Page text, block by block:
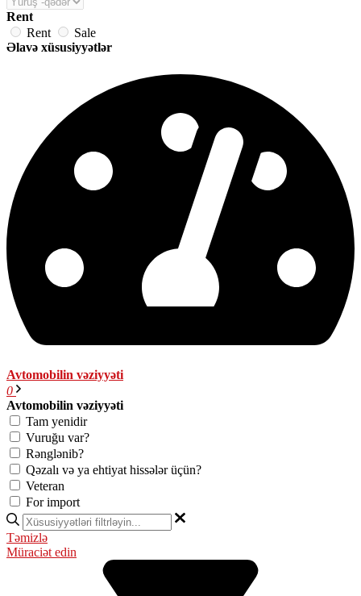
Rent
Rent
Sale
Əlavə xüsusiyyətlər
Avtomobilin vəziyyəti
0
Avtomobilin vəziyyəti
Tam yenidir
Vuruğu var?
Rənglənib?
Qəzalı və ya ehtiyat hissələr üçün?
Veteran
For import
Təmizlə
Müraciət edin